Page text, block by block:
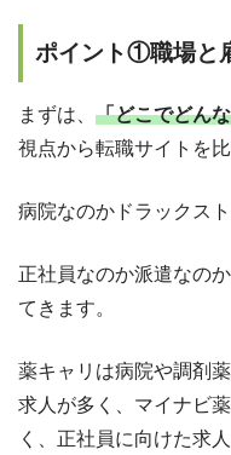
ポイント①職場と
まずは、 「どこでどん
視点から転職サイトを比
病院なのかドラックス
正社員なのか派遣なの
てきます。
薬キャリは病院や調剤
求人が多く、マイナビ
く、正社員に向けた求